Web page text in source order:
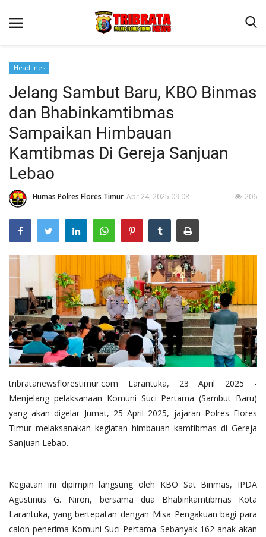
Beranda
Terms & Conditions
Binkam
Reskrim
Lantas
Mitra Polisi
Jurnal Kamtibmas
Giat Ops
Headlines
Jelang Sambut Baru, KBO Binmas
dan Bhabinkamtibmas
Sampaikan Himbauan
Kamtibmas Di Gereja Sanjuan
Lebao
Humas Polres Flores Timur Apr 24, 2025 09:08 206
tribratanewsflorestimur.com Larantuka, 23 April 2025 -
Menjelang pelaksanaan Komuni Suci Pertama (Sambut Baru)
yang akan digelar Jumat, 25 April 2025, jajaran Polres Flores
Timur melaksanakan kegiatan himbauan kamtibmas di Gereja
Sanjuan Lebao.
Kegiatan ini dipimpin langsung oleh KBO Sat Binmas, IPDA
Agustinus G. Niron, bersama dua Bhabinkamtibmas Kota
Larantuka, yang bertepatan dengan Misa Pengakuan bagi para
calon penerima Komuni Suci Pertama. Sebanyak 162 anak akan